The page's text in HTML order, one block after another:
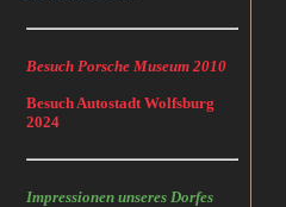
Besuch Porsche Museum 2010
Besuch Autostadt Wolfsburg
2024
Impressionen unseres Dorfes